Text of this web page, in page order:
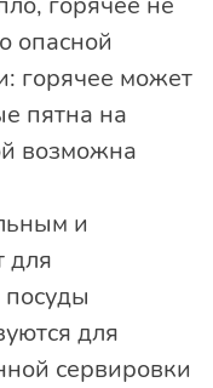
опасной
горячее может
пятна на
возможна
и
для
для
сервировки